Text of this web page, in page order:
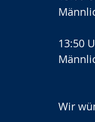
13:50
Wir